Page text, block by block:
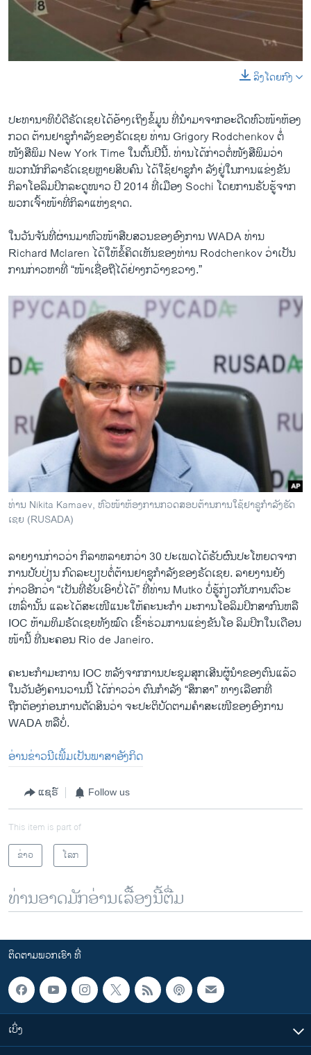
SHARE
ລິງໂດຍກົງ
​ປະທານາທິບໍດີຣັດ​ເຊຍ​ໄດ້​ອ້າງ​ເຖິງ​ຂໍ້​ມູນ ​ທີ່ນຳ​ມາ​ຈາກ​ອະດີດຫົວໜ້າ​ຫ້ອງ​
ກວດ ​ຕ້ານ​ຢາ​ຊູ​ກຳລັງ​ຂອງຣັດ​ເຊຍ ທ່ານ Grigory Rodchenkov ​ຕໍ່
ໜັງສືພິມ New York Time ​ໃນ​ຕົ້ນ​ປີ​ນີ້. ທ່ານ​ໄດ້​ກ່າວ​ຕໍ່​ໜັງສືພິມ​ວ່າ
ພວກ​ນັກ​ກິລາຣັດ​ເຊຍ​ຫຼາຍ​ສິບ​ຄົນ ​ໄດ້​ໃຊ້​ຢາ​ຊູ​ກຳ ລັງຢູ່​ໃນ​ການ​ແຂ່ງຂັນ​
ກິລາ​ໂອ​ລິ​ມປິກລະດູ​ໜາວ ປີ 2014 ​ທີ່ເມືອງ Sochi ​ໂດຍການ​ຮັບ​ຮູ້ຈາກ​
ພວກ​ເຈົ້າ​ໜ້າ​ທີ່​ກິ​ລາ​ແຫ່ງ​ຊາດ.
​ໃນ​ວັນ​ຈັນ​ທີ່​ຜ່ານ​ມາຫົວໜ້າ​ສືບ​ສວນຂອງ​ອົງການ WADA ທ່ານ
Richard Mclaren ​ໄດ້​ໃຫ້​ຂໍ້​ຄິດ​ເຫັນ​ຂອງ​ທ່ານ Rodchenkov ວ່າ​ເປັນ​
ການ​ກ່າວ​ຫາ​ທີ່ “​ໜ້າເຊື່ອ​ຖື​ໄດ້​ຢ່າງ​ກວ້າງຂວາງ.”
ທ່ານ Nikita Kamaev, ຫົວໜ້າຫ້ອງການກວດສອບຕ້ານການໃຊ້ຢາຊູກຳລັງຮັດ
ເຊຍ (RUSADA)
ລາຍ​ງານ​ກ່າວ​ວ່າ ກິລາຫລາຍ​ກວ່າ 30 ປະ​ເພດ​ໄດ້​ຮັບ​ຜົນ​ປະ​ໂຫຍ​ດຈາກ​
ການ​ປັບ​ປ່ຽນ ກົດ​ລະບຽບຕໍ່ຕ້ານ​ຢາ​ຊູ​ກຳລັງຂອງຣັດ​ເຊຍ. ລາຍ​ງານຍັງ​
ກ່າວ​ອີກ​ວ່າ “ເປັນ​ທີ່​ຮັບ​ເອົາ​ບໍ່​ໄດ້” ທີ່​ທ່ານ Mutko ບໍ່​ຮູ້​ກ່ຽວ​ກັບ​ການ​ຕົວະ​
ເຫລົ່າ​ນັ້ນ ​ແລະ​ໄດ້​ສະ​ເໜີແນະ​ໃຫ້ຄະນະ​ກຳ ມະການ​ໂອ​ລິມປິກ​ສາກົນຫລື
IOC ຫ້າ​ມທິມຣັດ​ເຊຍ​ທັງ​ໝົດ​ ​ເຂົ້າຮ່ວມການ​ແຂ່ງຂັນ​ໂອ​ ລິ​ມປິກ​ໃນ​ເດືອນ
ໜ້າ​ນີ້ ທີ່​ນະຄອນ Rio de Janeiro.
ຄະນະ​ກຳມະການ IOC ຫລັງ​ຈາກ​ການ​ປະ​ຊຸມສຸກ​ເສີນຜູ້ນຳຂອງ​ຕົນ​ແລ້ວ ​
ໃນ​ວັນ​ອັງຄານ​ວານ​ນີ້ ​ໄດ້​ກ່າວ​ວ່າ ຕົນ​ກຳລັງ “​ສຶກສາ” ທາງ​ເລື​ອກທີ່​
ຖືກຕ້ອງ​ກ່ອນ​ການ​ຕັດສິນ​ວ່າ ຈະ​ປະຕິບັດຕາມຄຳສະ​ເໜີ​ຂອງອົງການ
WADA ຫລື​ບໍ່.
ອ່ານຂ່າວນີເພີ້ມເປັນພາສາອັງກິດ
ແຊຣ໌ Follow us
This item is part of
ຂ່າວ
ໂລກ
ທ່ານອາດມັກອ່ານເລື້ອງນີ້ຕື່ມ
ຕິດຕາມພວກເຮົາ ທີ່
ເບິ່ງ